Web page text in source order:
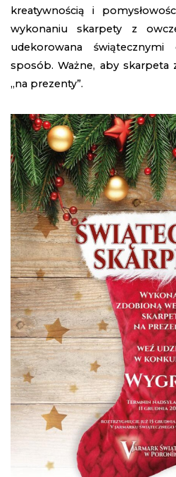
kreatywnością i
wykonaniu skarpety z
udekorowana
sposób. Ważne, aby skarpeta
„na prezenty”.